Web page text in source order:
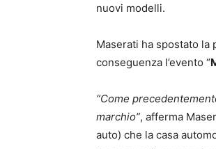
nuovi modelli.
Maserati ha spostato
conseguenza l’evento “
“Come
marchio”, afferma
auto) che la casa